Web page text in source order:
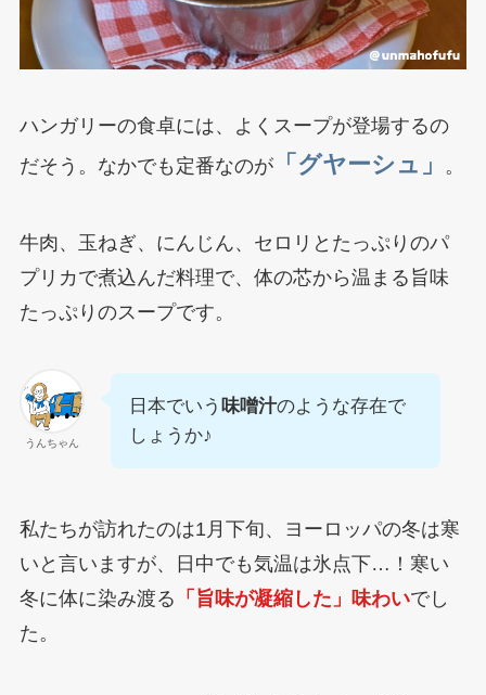
ハンガリーの食卓には、よくスープが登場するの
だそう。なかでも定番なのが「グヤーシュ」 。
牛肉、玉ねぎ、にんじん、セロリとたっぷりのパ
プリカで煮込んだ料理で、体の芯から温まる旨味
たっぷりのスープです。
うんちゃん
日本でいう 味噌汁のような存在で
しょうか♪
私たちが訪れたのは1月下旬、ヨーロッパの冬は寒
いと言いますが、日中でも気温は氷点下…！寒い
冬に体に染み渡る 「旨味が凝縮した」味わいでし
た。